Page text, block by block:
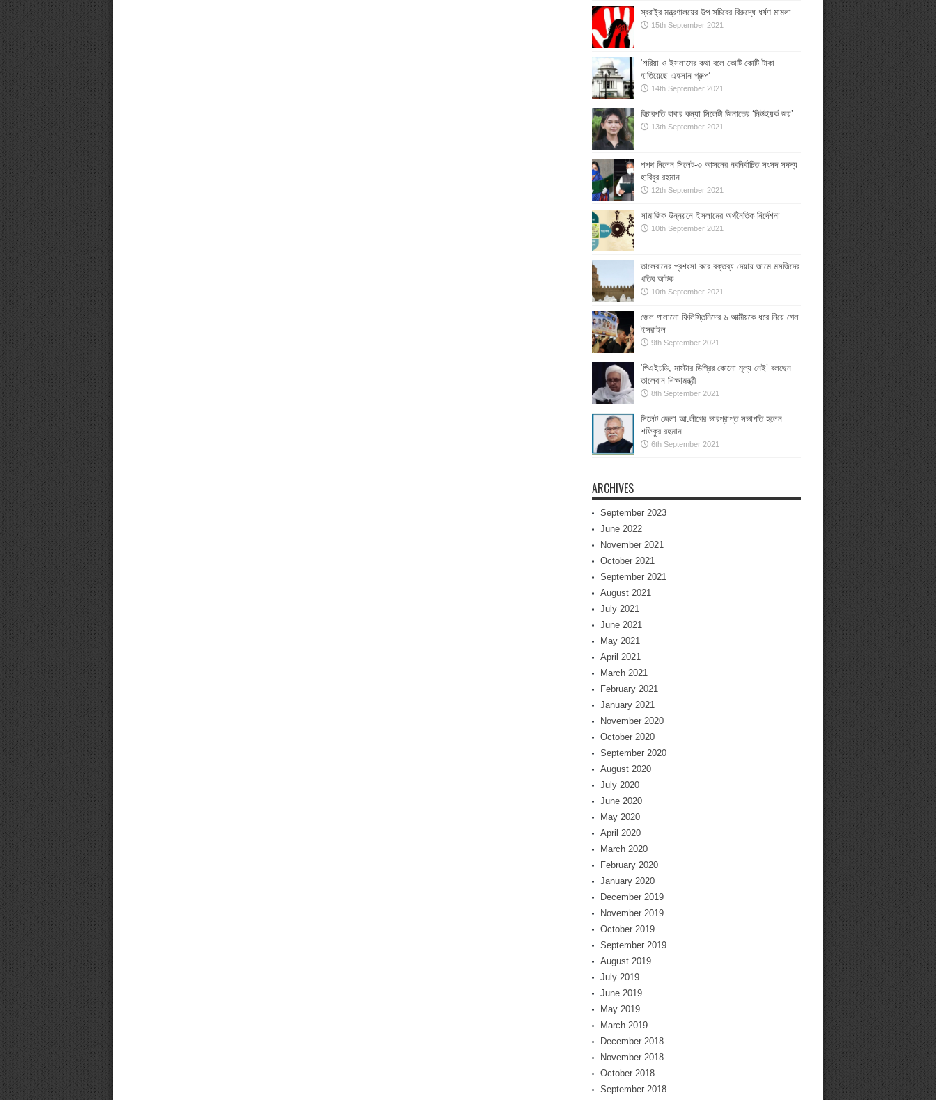
স্বরাষ্ট্র মন্ত্রণালয়ের উপ-সচিবের বিরুদ্ধে ধর্ষণ মামলা
15th September 2021
‘শরিয়া ও ইসলামের কথা বলে কোটি কোটি টাকা
হাতিয়েছে এহসান গ্রুপ’
14th September 2021
বিচারপতি বাবার কন্যা সিলেটী জিনাতের ‘নিউইয়র্ক জয়’
13th September 2021
শপথ নিলেন সিলেট-৩ আসনের নবনির্বাচিত সংসদ সদস্য
হাবিবুর রহমান
12th September 2021
সামাজিক উন্নয়নে ইসলামের অর্থনৈতিক নির্দেশনা
10th September 2021
তালেবানের প্রশংসা করে বক্তব্য দেয়ায় জামে মসজিদের
খতিব আটক
10th September 2021
জেল পালানো ফিলিস্তিনিদের ৬ আত্মীয়কে ধরে নিয়ে গেল
ইসরাইল
9th September 2021
‘পিএইচডি, মাস্টার ডিগ্রির কোনো মূল্য নেই’ বলছেন
তালেবান শিক্ষামন্ত্রী
8th September 2021
সিলেট জেলা আ.লীগের ভারপ্রাপ্ত সভাপতি হলেন
শফিকুর রহমান
6th September 2021
ARCHIVES
September 2023
June 2022
November 2021
October 2021
September 2021
August 2021
July 2021
June 2021
May 2021
April 2021
March 2021
February 2021
January 2021
November 2020
October 2020
September 2020
August 2020
July 2020
June 2020
May 2020
April 2020
March 2020
February 2020
January 2020
December 2019
November 2019
October 2019
September 2019
August 2019
July 2019
June 2019
May 2019
March 2019
December 2018
November 2018
October 2018
September 2018